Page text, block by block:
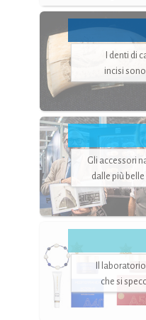
I denti di
incisi
Gli accessori
dalle più
Il
che si